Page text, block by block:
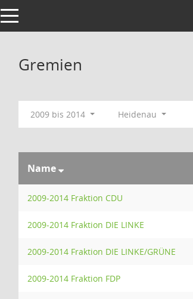
Toggle navigation
Gremien
2009 bis 2014 Heidenau
Name
2009-2014 Fraktion CDU
2009-2014 Fraktion DIE LINKE
2009-2014 Fraktion DIE LINKE/GRÜNE
2009-2014 Fraktion FDP